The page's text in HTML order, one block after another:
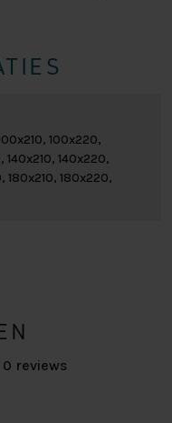
100x220,
140x210, 140x220,
180x210, 180x220,
reviews